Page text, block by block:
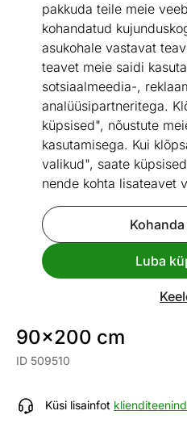
pakkuda teile meie
kohandatud
asukohale vastavat
teavet meie saidi
sotsiaalmeedia-,
analüüsipartneritega.
küpsised", nõustute
kasutamisega. Kui
valikud", saate
nende kohta lisateavet
Luba
90x200 cm
ID 509510
Küsi lisainfot